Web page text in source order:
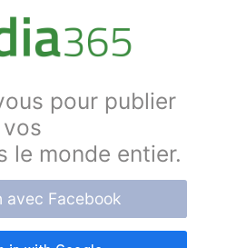
pour publier
vos
le monde entier.
avec Facebook